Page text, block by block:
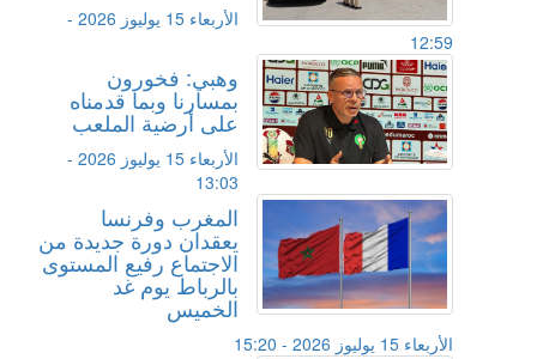
الأربعاء 15 يوليوز 2026 -
12:59
وهبي: فخورون
بمسارنا وبما قدمناه
على أرضية الملعب
الأربعاء 15 يوليوز 2026 -
13:03
المغرب وفرنسا
يعقدان دورة جديدة من
الاجتماع رفيع المستوى
بالرباط يوم غد
الخميس
الأربعاء 15 يوليوز 2026 - 15:20